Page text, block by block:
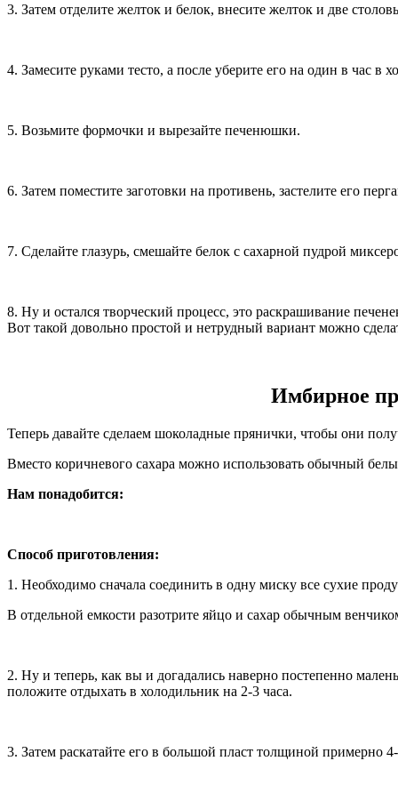
3. Затем отделите желток и белок, внесите желток и две
4. Замесите руками тесто, а после уберите его на один в час в
5. Возьмите формочки и вырезайте печенюшки.
6. Затем поместите заготовки на противень, застелите его
7. Сделайте глазурь, смешайте белок с сахарной пудрой
8. Ну и остался творческий процесс, это раскрашивание
Вот такой довольно простой и нетрудный вариант можно
Имбирное
Теперь давайте сделаем шоколадные прянички, чтобы они
Вместо коричневого сахара можно использовать обычный
Нам понадобится:
Способ приготовления:
1. Необходимо сначала соединить в одну миску все сухие
В отдельной емкости разотрите яйцо и сахар обычным
2. Ну и теперь, как вы и догадались наверно постепенно
положите отдыхать в холодильник на 2-3 часа.
3. Затем раскатайте его в большой пласт толщиной примерно